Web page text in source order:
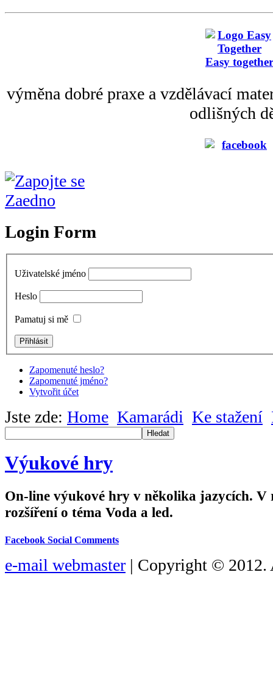
Easy together
výměna dobré praxe a vzdělávací
odlišných
Login Form
Uživatelské jméno
Heslo
Pamatuj si mě
Zapomenuté heslo?
Zapomenuté jméno?
Vytvořit účet
Jste zde: Home Kamarádi Ke stažení
Hledat
Výukové hry
On-line výukové hry v několika jazycích.
rozšíření o téma Voda a led.
Facebook Social Comments
e-mail webmaster | Copyright © 2012.